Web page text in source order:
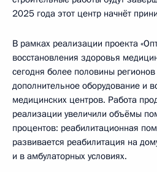
2025 года этот центр начнёт
В рамках реализации проекта
восстановления здоровья
сегодня более половины
дополнительное оборудование и
медицинских центров. Работа
реализации увеличили объёмы
процентов: реабилитационная
развивается реабилитация на
и в амбулаторных условиях.